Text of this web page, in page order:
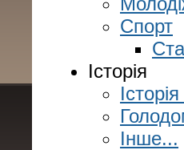
Спорт
Історія
Інше...